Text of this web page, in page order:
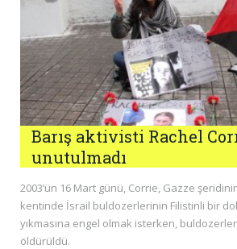
Barış aktivisti Rachel
unutulmadı
2003’ün 16 Mart günü, Corrie, Gazze
kentinde İsrail buldozerlerinin Filistinli bir
yıkmasına engel olmak isterken,
öldürüldü.